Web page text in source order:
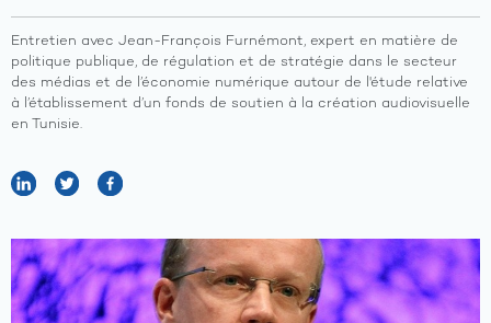
Entretien avec Jean-François Furnémont, expert en matière de
politique publique, de régulation et de stratégie dans le secteur
des médias et de l’économie numérique autour de l'étude relative
à l’établissement d’un fonds de soutien à la création audiovisuelle
en Tunisie.